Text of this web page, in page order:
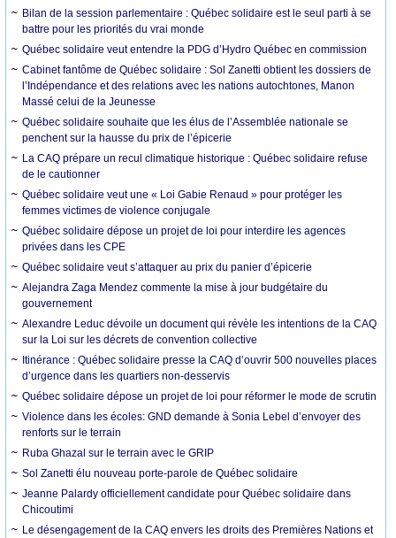
Bilan de la session parlementaire : Québec solidaire est le seul parti à se
battre pour les priorités du vrai monde
Québec solidaire veut entendre la PDG d’Hydro Québec en commission
Cabinet fantôme de Québec solidaire : Sol Zanetti obtient les dossiers de
l’Indépendance et des relations avec les nations autochtones, Manon
Massé celui de la Jeunesse
Québec solidaire souhaite que les élus de l’Assemblée nationale se
penchent sur la hausse du prix de l’épicerie
La CAQ prépare un recul climatique historique : Québec solidaire refuse
de le cautionner
Québec solidaire veut une « Loi Gabie Renaud » pour protéger les
femmes victimes de violence conjugale
Québec solidaire dépose un projet de loi pour interdire les agences
privées dans les CPE
Québec solidaire veut s’attaquer au prix du panier d’épicerie
Alejandra Zaga Mendez commente la mise à jour budgétaire du
gouvernement
Alexandre Leduc dévoile un document qui révèle les intentions de la CAQ
sur la Loi sur les décrets de convention collective
Itinérance : Québec solidaire presse la CAQ d’ouvrir 500 nouvelles places
d’urgence dans les quartiers non-desservis
Québec solidaire dépose un projet de loi pour réformer le mode de scrutin
Violence dans les écoles: GND demande à Sonia Lebel d’envoyer des
renforts sur le terrain
Ruba Ghazal sur le terrain avec le GRIP
Sol Zanetti élu nouveau porte-parole de Québec solidaire
Jeanne Palardy officiellement candidate pour Québec solidaire dans
Chicoutimi
Le désengagement de la CAQ envers les droits des Premières Nations et